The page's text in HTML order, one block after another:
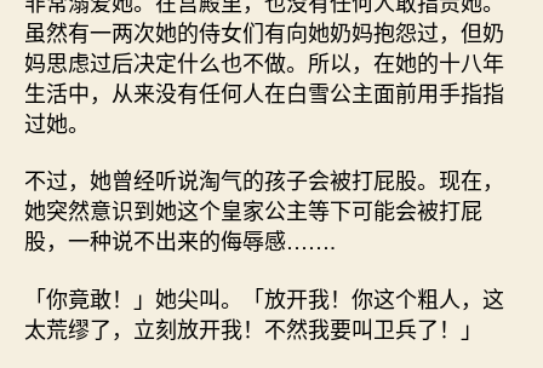
虽然有一两次她的侍女们有向她奶妈抱怨过，但奶
妈思虑过后决定什么也不做。所以，在她的十八年
生活中，从来没有任何人在白雪公主面前用手指指
过她。
不过，她曾经听说淘气的孩子会被打屁股。现在，
她突然意识到她这个皇家公主等下可能会被打屁
股，一种说不出来的侮辱感…….
「你竟敢！」她尖叫。「放开我！你这个粗人，这
太荒缪了，立刻放开我！不然我要叫卫兵了！」